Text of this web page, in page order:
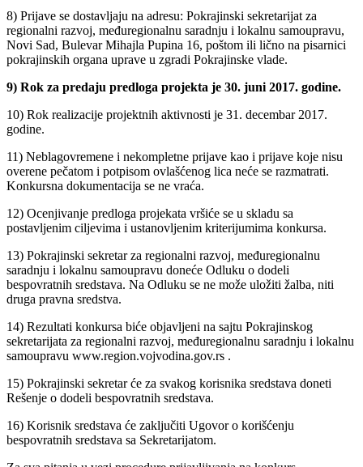
8) Prijave se dostavljaju na adresu: Pokrajinski sekretarijat za
regionalni razvoj, međuregionalnu saradnju i lokalnu samoupravu,
Novi Sad, Bulevar Mihajla Pupina 16, poštom ili lično na pisarnici
pokrajinskih organa uprave u zgradi Pokrajinske vlade.
9) Rok za predaju predloga projekta je 30. juni 2017. godine.
10) Rok realizacije projektnih aktivnosti je 31. decembar 2017.
godine.
11) Neblagovremene i nekompletne prijave kao i prijave koje nisu
overene pečatom i potpisom ovlašćenog lica neće se razmatrati.
Konkursna dokumentacija se ne vraća.
12) Ocenjivanje predloga projekata vršiće se u skladu sa
postavljenim ciljevima i ustanovljenim kriterijumima konkursa.
13) Pokrajinski sekretar za regionalni razvoj, međuregionalnu
saradnju i lokalnu samoupravu doneće Odluku o dodeli
bespovratnih sredstava. Na Odluku se ne može uložiti žalba, niti
druga pravna sredstva.
14) Rezultati konkursa biće objavljeni na sajtu Pokrajinskog
sekretarijata za regionalni razvoj, međuregionalnu saradnju i lokalnu
samoupravu www.region.vojvodina.gov.rs .
15) Pokrajinski sekretar će za svakog korisnika sredstava doneti
Rešenje o dodeli bespovratnih sredstava.
16) Korisnik sredstava će zaključiti Ugovor o korišćenju
bespovratnih sredstava sa Sekretarijatom.